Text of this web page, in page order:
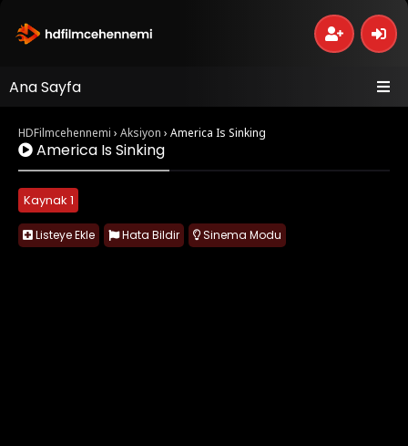
Ana Sayfa
HDFilmcehennemi › Aksiyon › America Is Sinking
America Is Sinking
Kaynak 1
Listeye Ekle Hata Bildir Sinema Modu